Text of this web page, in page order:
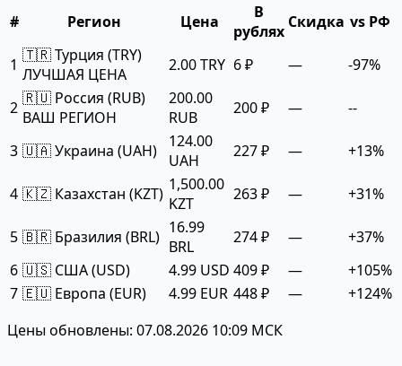
#
Регион Цена
В
рублях Скидка vs РФ
1 🇹🇷 Турция (TRY)
ЛУЧШАЯ ЦЕНА
2.00 TRY 6 ₽ — -97%
2 🇷🇺 Россия (RUB)
ВАШ РЕГИОН
200.00
RUB
200 ₽ — --
3 🇺🇦 Украина (UAH)
124.00
UAH
227 ₽ — +13%
4 🇰🇿 Казахстан (KZT) 1,500.00
KZT
263 ₽ — +31%
5 🇧🇷 Бразилия (BRL) 16.99
BRL
274 ₽ —
+37%
6 🇺🇸 США (USD) 4.99 USD 409 ₽ —
+105%
7 🇪🇺 Европа (EUR) 4.99 EUR 448 ₽ —
+124%
Цены обновлены: 07.08.2026 10:09 МСК